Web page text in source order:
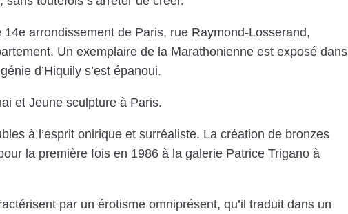
arrondissement de Paris, rue Raymond-Losserand,
Un exemplaire de la Marathonienne est exposé dans
d’Hiquily s’est épanoui.
et Jeune sculpture à Paris.
à l’esprit onirique et surréaliste. La création de bronzes
la première fois en 1986 à la galerie Patrice Trigano à
par un érotisme omniprésent, qu’il traduit dans un